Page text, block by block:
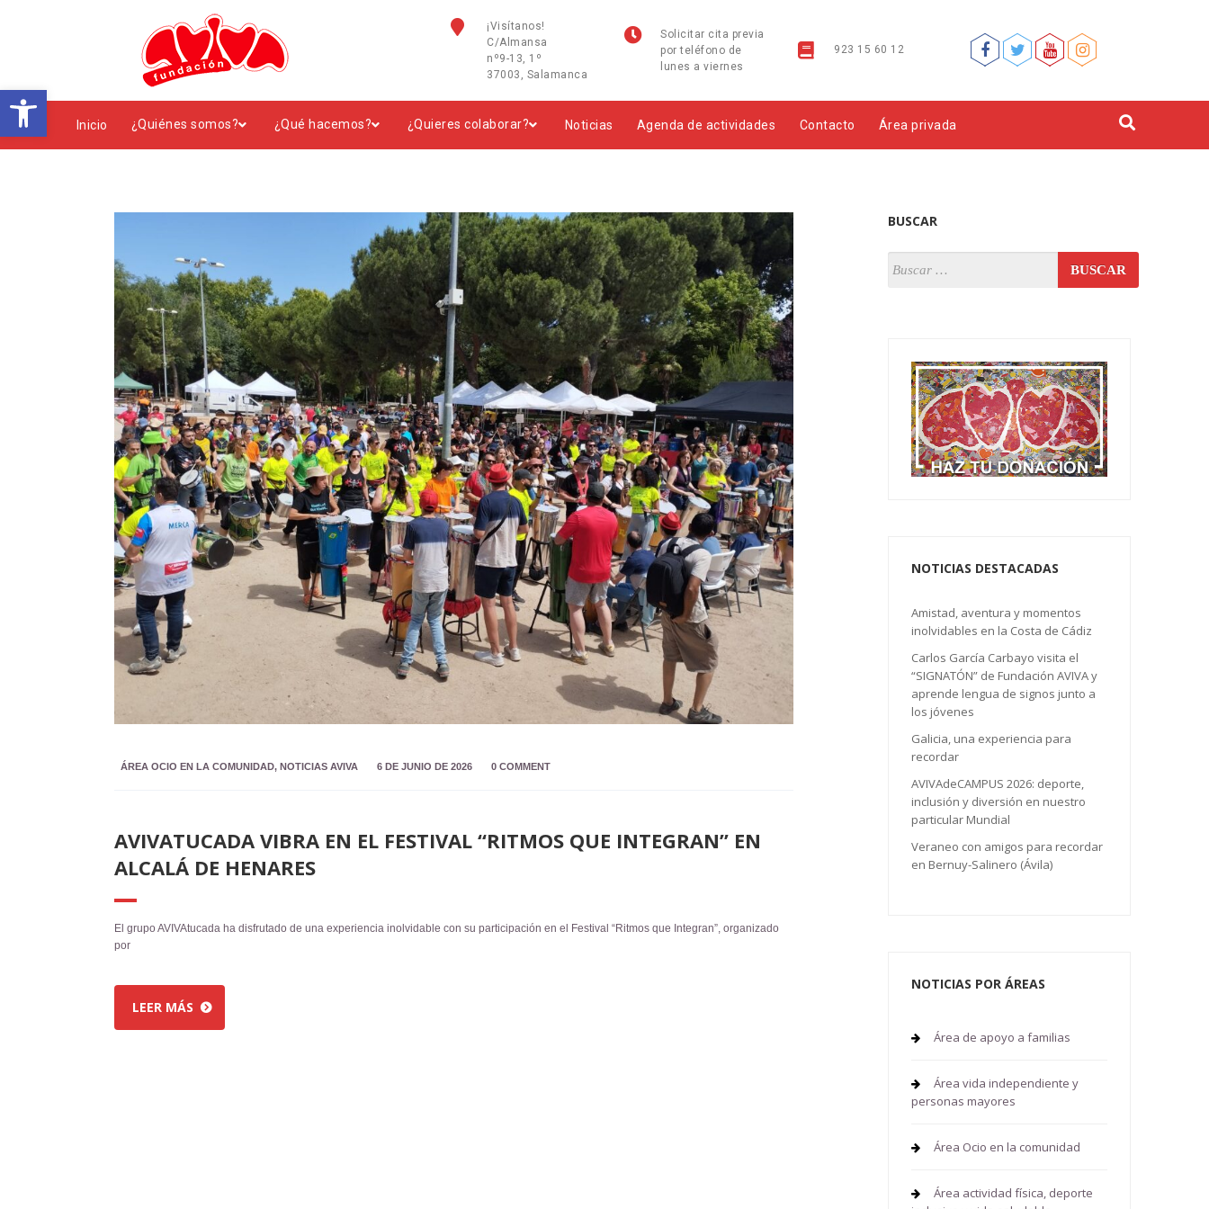
Abrir barra de herramientas
¡Visítanos!
C/Almansa
nº9-13, 1º
37003, Salamanca
Solicitar cita previa
por teléfono de
lunes a viernes
923 15 60 12
Inicio ¿Quiénes somos? ¿Qué hacemos? ¿Quieres colaborar? Noticias Agenda de actividades Contacto Área privada
ÁREA OCIO EN LA COMUNIDAD, NOTICIAS AVIVA 6 DE JUNIO DE 2026 0 COMMENT
AVIVATUCADA VIBRA EN EL FESTIVAL “RITMOS QUE INTEGRAN” EN
ALCALÁ DE HENARES
El grupo AVIVAtucada ha disfrutado de una experiencia inolvidable con su participación en el Festival “Ritmos que Integran”, organizado
por
LEER MÁS
BUSCAR
NOTICIAS DESTACADAS
Amistad, aventura y momentos
inolvidables en la Costa de Cádiz
Carlos García Carbayo visita el
“SIGNATÓN” de Fundación AVIVA y
aprende lengua de signos junto a
los jóvenes
Galicia, una experiencia para
recordar
AVIVAdeCAMPUS 2026: deporte,
inclusión y diversión en nuestro
particular Mundial
Veraneo con amigos para recordar
en Bernuy-Salinero (Ávila)
NOTICIAS POR ÁREAS
Área de apoyo a familias
Área vida independiente y
personas mayores
Área Ocio en la comunidad
Área actividad física, deporte